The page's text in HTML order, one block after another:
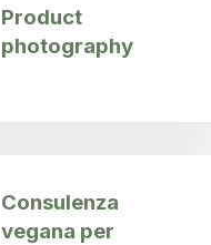
Product
photography
Consulenza
vegana per